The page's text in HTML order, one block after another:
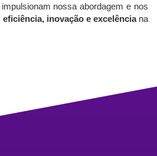
nossa abordagem e nos
eficiência, inovação e excelênciana